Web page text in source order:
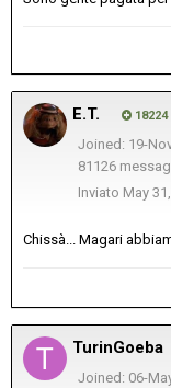
E.T. 18224
Joined: 19-
81126
Inviato May
Chissà... Magari
TurinGoeba
Joined: 06-